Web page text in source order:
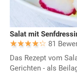
Salat mit
81
Das Rezept vom
Gerichten - als